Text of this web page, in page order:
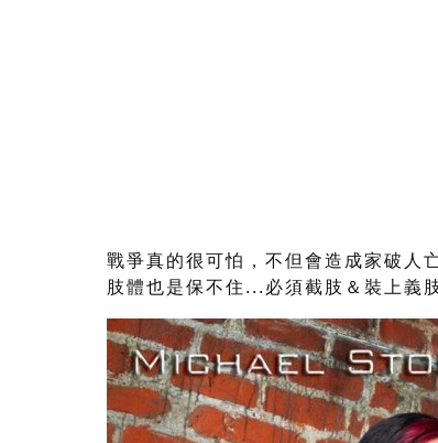
戰爭真的很可怕，不但會造成家破人
肢體也是保不住...必須截肢＆裝上義